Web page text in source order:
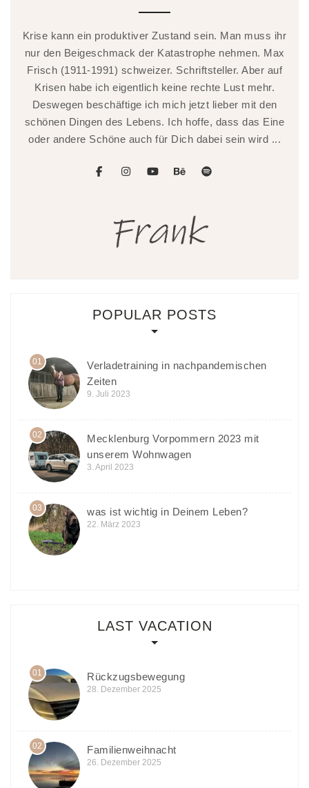
Krise kann ein produktiver Zustand sein. Man muss ihr
nur den Beigeschmack der Katastrophe nehmen. Max
Frisch (1911-1991) schweizer. Schriftsteller. Aber auf
Krisen habe ich eigentlich keine rechte Lust mehr.
Deswegen beschäftige ich mich jetzt lieber mit den
schönen Dingen des Lebens. Ich hoffe, dass das Eine
oder andere Schöne auch für Dich dabei sein wird ...
POPULAR POSTS
01
Verladetraining in nachpandemischen
Zeiten
9. Juli 2023
02
Mecklenburg Vorpommern 2023 mit
unserem Wohnwagen
3. April 2023
03 was ist wichtig in Deinem Leben?
22. März 2023
LAST VACATION
01 Rückzugsbewegung
28. Dezember 2025
02 Familienweihnacht
26. Dezember 2025